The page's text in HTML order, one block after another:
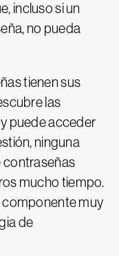
incluso si un
no pueda
tienen sus
las
puede acceder
ninguna
contraseñas
mucho tiempo.
componente muy
de